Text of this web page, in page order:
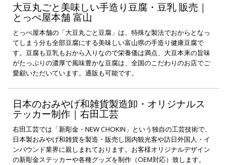
大豆丸ごと美味しい手造り豆腐・豆乳 販売｜
とっぺ屋本舗 富山
とっぺ屋本舗の「大豆丸ごと豆腐」は、特殊な製法でおからとなっ
てしまう分も全部豆腐にする美味しい富山県の手造り健康豆腐で
す。豆腐も豆乳もおから入りなので栄養価は満点、大豆本来の旨味
がたっぷりの濃厚で風味豊かな豆腐は、全国のこだわりのお店でご
愛顧いただいています。通販も可能です。
日本のおみやげ和雑貨製造卸・オリジナルス
テッカー制作｜右田工芸
右田工芸では「新彫金・NEW CHOKIN」という独自の工芸技術で、
日本製おみやげ和雑貨を製造・販売し国内観光客や訪日外国人・イ
ンバウンド業界に親しまれております。お客様オリジナルデザイン
の新彫金ステッカーや各種グッズを制作（OEM対応）致します。